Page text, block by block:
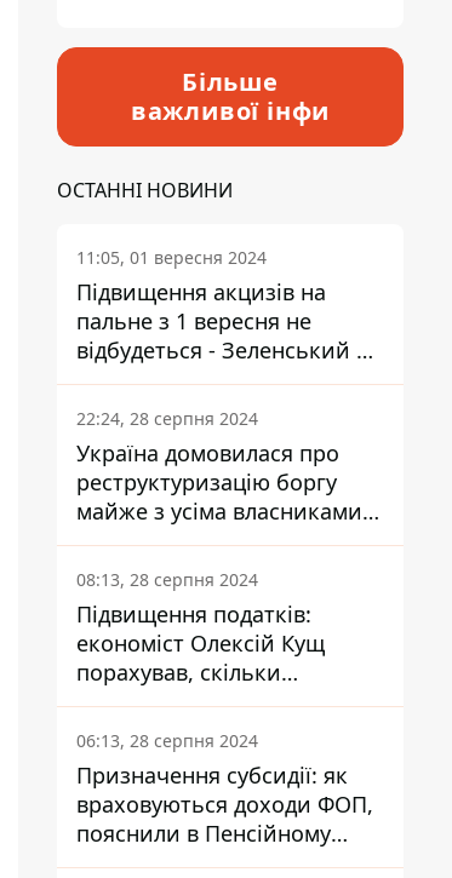
Більше
важливої інфи
ОСТАННІ НОВИНИ
11:05, 01 вересня 2024
Підвищення акцизів на
пальне з 1 вересня не
відбудеться - Зеленський не
підписав закон
22:24, 28 серпня 2024
Україна домовилася про
реструктуризацію боргу
майже з усіма власниками
єврооблігацій: що це
означає для країни
08:13, 28 серпня 2024
Підвищення податків:
економіст Олексій Кущ
порахував, скільки
заплатить кожен українець
06:13, 28 серпня 2024
Призначення субсидії: як
враховуються доходи ФОП,
пояснили в Пенсійному
фонді